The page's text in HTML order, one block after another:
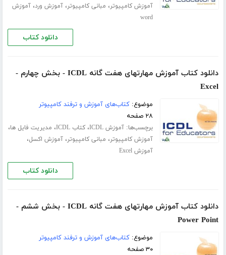
آموزش کامپیوتر، مبانی کامپیوتر،آموزش ورد،آموزش
word
دانلود کتاب
دانلود کتاب آموزش مهارتهای هفت گانه ICDL - بخش چهارم -
Excel
موضوع:کتاب‌های آموزش و ترفند کامپیوتر
۲۸ صفحه
برچسب‌ها:آموزش ICDL ،کتاب ICDL ، مدیریت فایل ها،
آموزش کامپیوتر، مبانی کامپیوتر،آموزش اکسل،
آموزش Excel
دانلود کتاب
دانلود کتاب آموزش مهارتهای هفت گانه ICDL - بخش ششم -
Power Point
موضوع:کتاب‌های آموزش و ترفند کامپیوتر
۳۰ صفحه